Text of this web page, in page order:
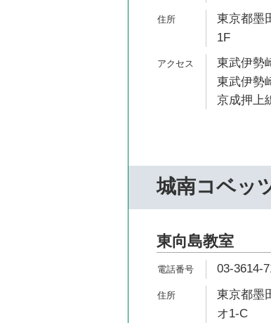
東京都墨
1F
東武伊勢
東武伊勢
京成押上
城南コベッ
東向島教室
03-3614-
東京都墨
オ1-C